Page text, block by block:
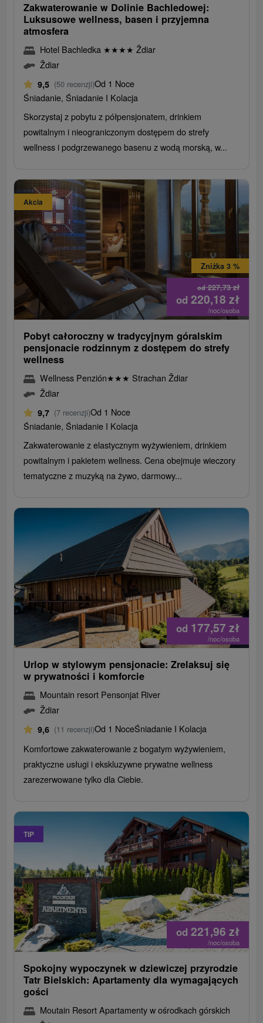
Zakwaterowanie w Dolinie Bachledowej:
Luksusowe wellness, basen i przyjemna
atmosfera
Hotel Bachledka ★★★★ Ždiar
Ždiar
9,5 (50 recenzji)Od 1 Noce
Śniadanie, Śniadanie I Kolacja
Skorzystaj z pobytu z półpensjonatem, drinkiem
powitalnym i nieograniczonym dostępem do strefy
wellness i podgrzewanego basenu z wodą morską, w...
Akcia
od227,73zł
Zniżka 3 %
od 220,18 zł
/noc/osoba
Pobyt całoroczny w tradycyjnym góralskim
pensjonacie rodzinnym z dostępem do strefy
wellness
Wellness Penzión★★★ Strachan Ždiar
Ždiar
9,7 (7 recenzji)Od 1 Noce
Śniadanie, Śniadanie I Kolacja
Zakwaterowanie z elastycznym wyżywieniem, drinkiem
powitalnym i pakietem wellness. Cena obejmuje wieczory
tematyczne z muzyką na żywo, darmowy...
od 177,57 zł
/noc/osoba
Urlop w stylowym pensjonacie: Zrelaksuj się
w prywatności i komforcie
Mountain resort Pensonjat River
Ždiar
9,6 (11 recenzji)Od 1 NoceŚniadanie I Kolacja
Komfortowe zakwaterowanie z bogatym wyżywieniem,
praktyczne usługi i ekskluzywne prywatne wellness
zarezerwowane tylko dla Ciebie.
TIP
od 221,96 zł
/noc/osoba
Spokojny wypoczynek w dziewiczej przyrodzie
Tatr Bielskich: Apartamenty dla wymagających
gości
Moutain Resort Apartamenty w ośrodkach górskich